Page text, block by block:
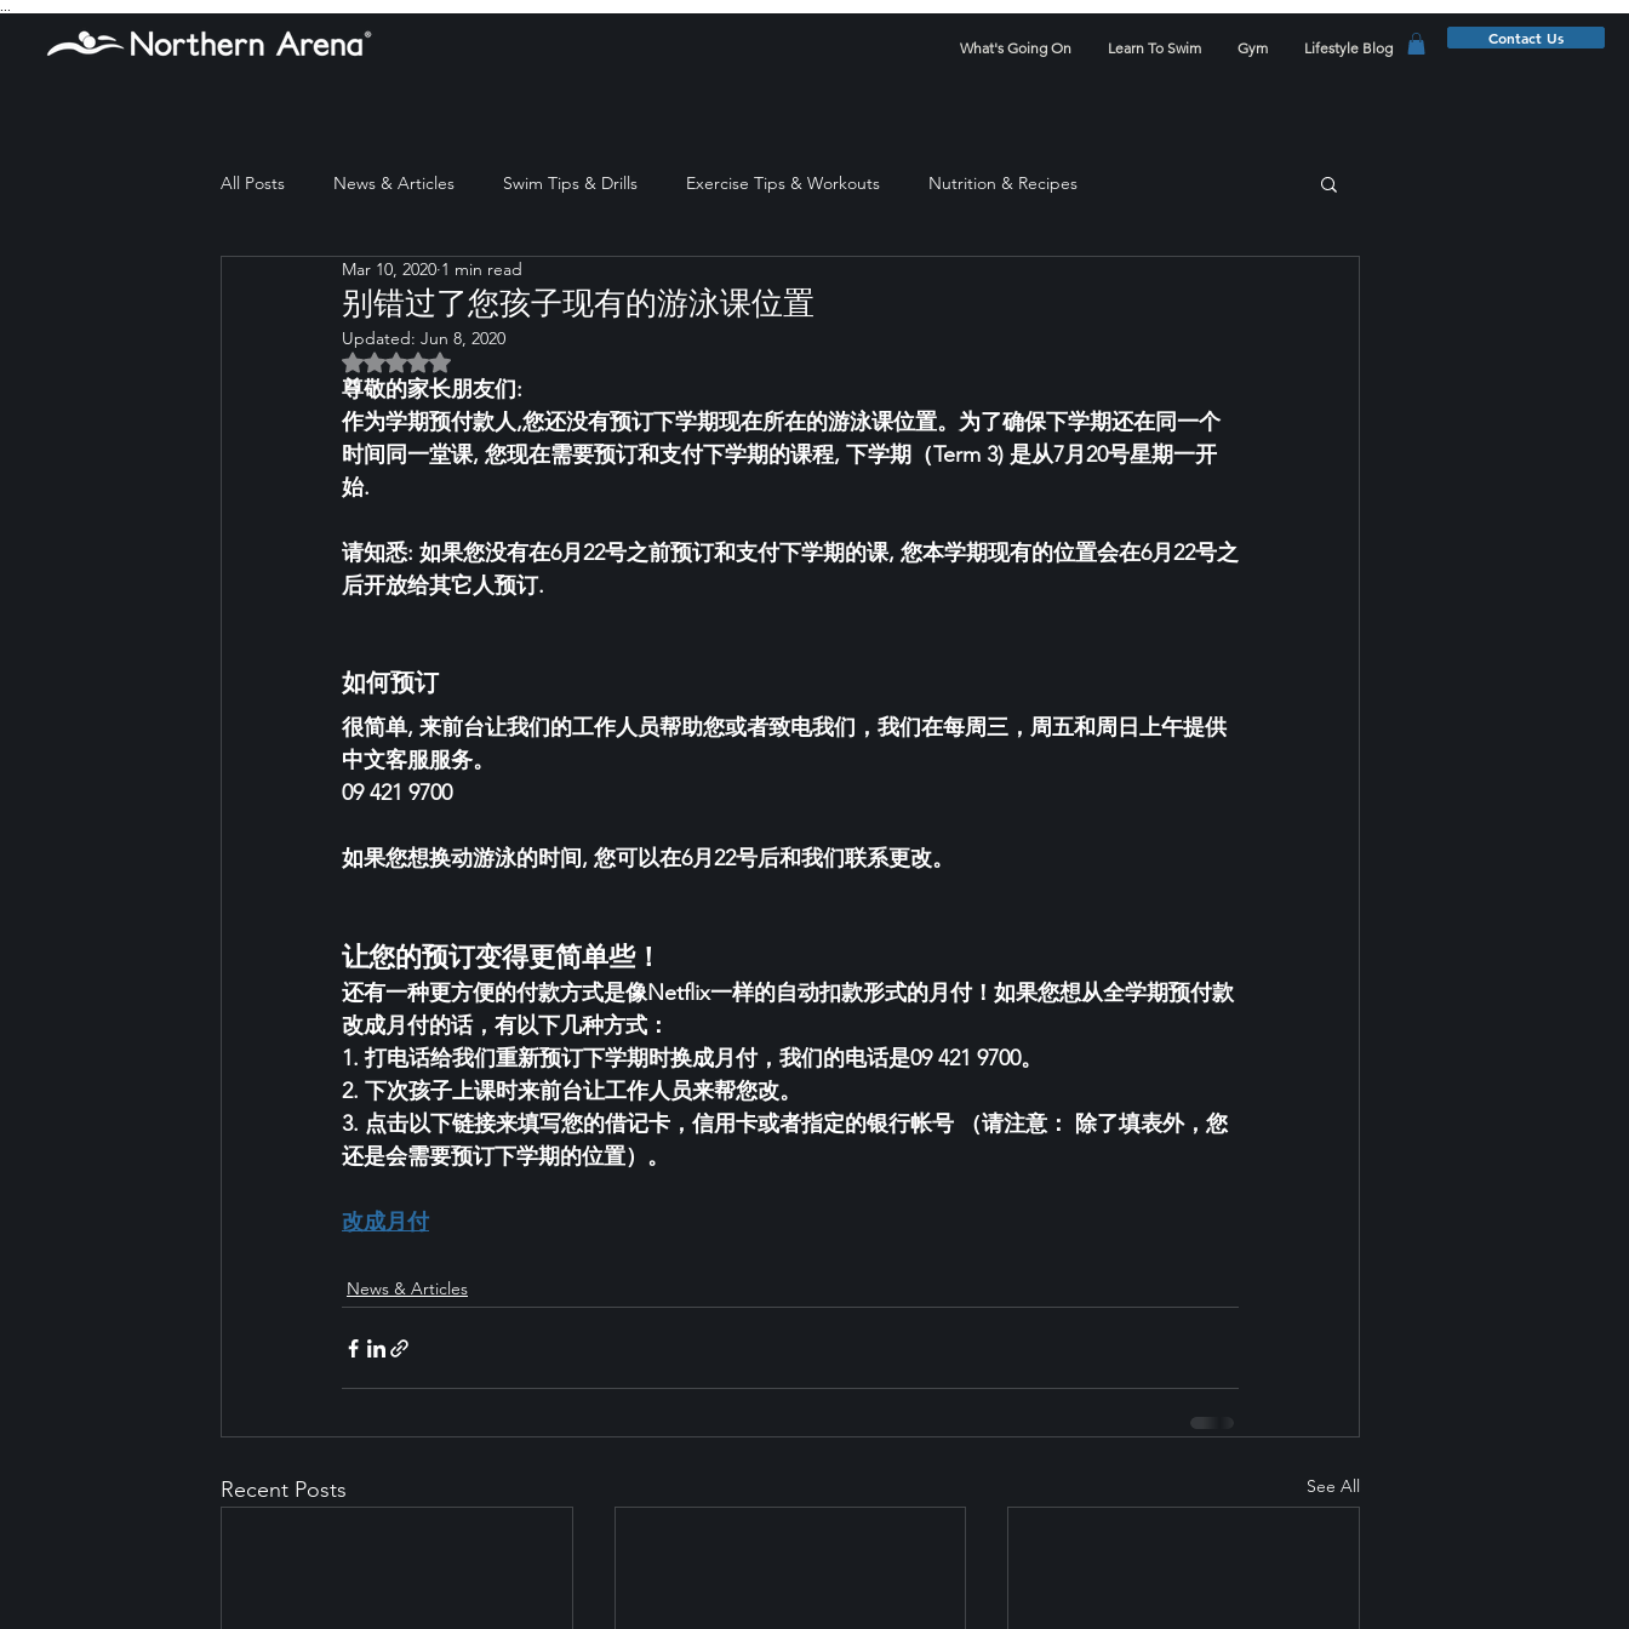
What's Going On Learn To Swim Gym Lifestyle Blog
Contact Us
All Posts News & Articles Swim Tips & Drills Exercise Tips & Workouts Nutrition & Recipes
别错过了您孩子现有的游泳课位置
Mar 10, 2020 1 min read
Updated: Jun 8, 2020
Rated NaN out of 5 stars.
尊敬的家长朋友们:
作为学期预付款人,您还没有预订下学期现在所在的游泳课位置。为了确保下学期还在同一个
时间同一堂课, 您现在需要预订和支付下学期的课程, 下学期（Term 3) 是从7月20号星期一开
始.
请知悉: 如果您没有在6月22号之前预订和支付下学期的课, 您本学期现有的位置会在6月22号之
后开放给其它人预订.
如何预订
很简单, 来前台让我们的工作人员帮助您或者致电我们，我们在每周三，周五和周日上午提供
中文客服服务。
09 421 9700
如果您想换动游泳的时间, 您可以在6月22号后和我们联系更改。
让您的预订变得更简单些！
还有一种更方便的付款方式是像Netflix一样的自动扣款形式的月付！如果您想从全学期预付款
改成月付的话，有以下几种方式：
1. 打电话给我们重新预订下学期时换成月付，我们的电话是09 421 9700。
2. 下次孩子上课时来前台让工作人员来帮您改。
3. 点击以下链接来填写您的借记卡，信用卡或者指定的银行帐号 （请注意： 除了填表外，您
还是会需要预订下学期的位置）。
改成月付
News & Articles
Recent Posts See All